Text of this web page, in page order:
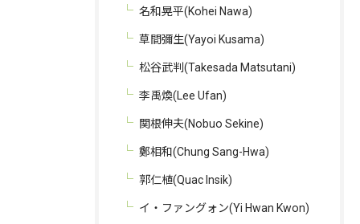
名和晃平(Kohei Nawa)
草間彌生(Yayoi Kusama)
松谷武判(Takesada Matsutani)
李禹煥(Lee Ufan)
関根伸夫(Nobuo Sekine)
鄭相和(Chung Sang-Hwa)
郭仁植(Quac Insik)
イ・ファングォン(Yi Hwan Kwon)